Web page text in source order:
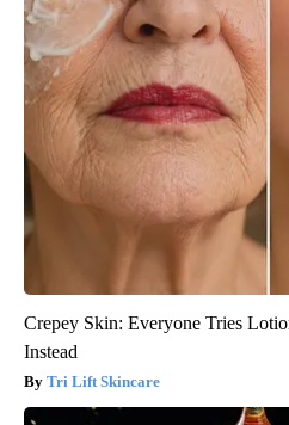
Crepey Skin: Everyone Tries
Instead
Tri Lift Skincare